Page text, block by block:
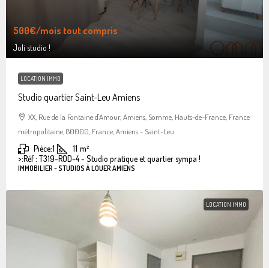
500€/mois tout compris
Joli studio !
LOCATION IMMO
Studio quartier Saint-Leu Amiens
XX, Rue de la Fontaine d'Amour, Amiens, Somme, Hauts-de-France, France
métropolitaine, 80000, France, Amiens - Saint-Leu
Pièce:1 11 m²
>:Réf : T319-ROD-4 - Studio pratique et quartier sympa !
IMMOBILIER - STUDIOS À LOUER AMIENS
LOCATION IMMO